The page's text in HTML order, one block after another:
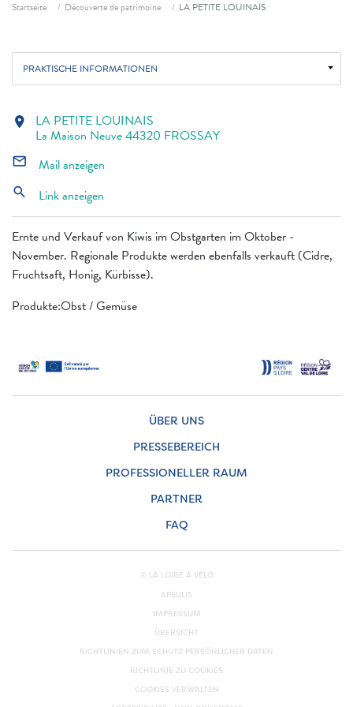
Startseite Découverte de patrimoine LA PETITE LOUINAIS
PRAKTISCHE INFORMATIONEN
Ernte und Verkauf von Kiwis im Obstgarten im Oktober -
November. Regionale Produkte werden ebenfalls verkauft (Cidre,
Fruchtsaft, Honig, Kürbisse).
Produkte:Obst / Gemüse
location_on LA PETITE LOUINAIS
La Maison Neuve 44320 FROSSAY
mail_outline Mail anzeigen
search Link anzeigen
ÜBER UNS
PRESSEBEREICH
PROFESSIONELLER RAUM
PARTNER
FAQ
© LA LOIRE À VÉLO
APSULIS
IMPRESSUM
ÜBERSICHT
RICHTLINIEN ZUM SCHUTZ PERSÖNLICHER DATEN
RICHTLINIE ZU COOKIES
COOKIES VERWALTEN